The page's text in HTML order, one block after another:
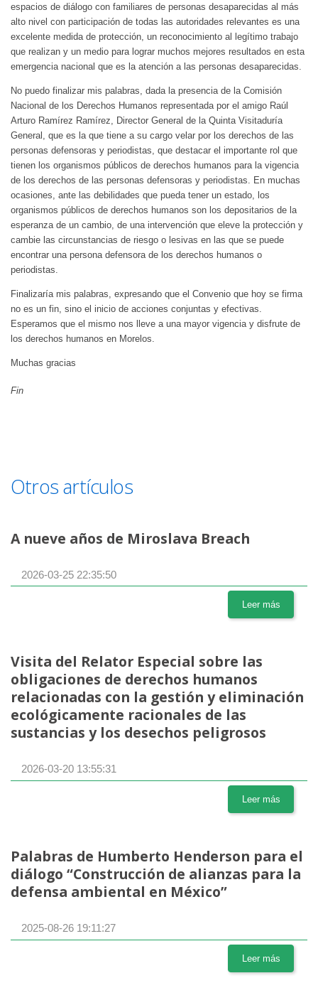
espacios de diálogo con familiares de personas desaparecidas al más
alto nivel con participación de todas las autoridades relevantes es una
excelente medida de protección, un reconocimiento al legítimo trabajo
que realizan y un medio para lograr muchos mejores resultados en esta
emergencia nacional que es la atención a las personas desaparecidas.
No puedo finalizar mis palabras, dada la presencia de la Comisión
Nacional de los Derechos Humanos representada por el amigo Raúl
Arturo Ramírez Ramírez, Director General de la Quinta Visitaduría
General, que es la que tiene a su cargo velar por los derechos de las
personas defensoras y periodistas, que destacar el importante rol que
tienen los organismos públicos de derechos humanos para la vigencia
de los derechos de las personas defensoras y periodistas. En muchas
ocasiones, ante las debilidades que pueda tener un estado, los
organismos públicos de derechos humanos son los depositarios de la
esperanza de un cambio, de una intervención que eleve la protección y
cambie las circunstancias de riesgo o lesivas en las que se puede
encontrar una persona defensora de los derechos humanos o
periodistas.
Finalizaría mis palabras, expresando que el Convenio que hoy se firma
no es un fin, sino el inicio de acciones conjuntas y efectivas.
Esperamos que el mismo nos lleve a una mayor vigencia y disfrute de
los derechos humanos en Morelos.
Muchas gracias
Fin
Otros artículos
A nueve años de Miroslava Breach
2026-03-25 22:35:50
Leer más
Visita del Relator Especial sobre las
obligaciones de derechos humanos
relacionadas con la gestión y eliminación
ecológicamente racionales de las
sustancias y los desechos peligrosos
2026-03-20 13:55:31
Leer más
Palabras de Humberto Henderson para el
diálogo “Construcción de alianzas para la
defensa ambiental en México”
2025-08-26 19:11:27
Leer más